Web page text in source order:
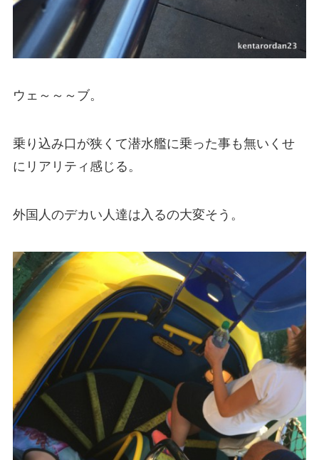
ウェ～～～ブ。
乗り込み口が狭くて潜水艦に乗った事も無いくせ
にリアリティ感じる。
外国人のデカい人達は入るの大変そう。